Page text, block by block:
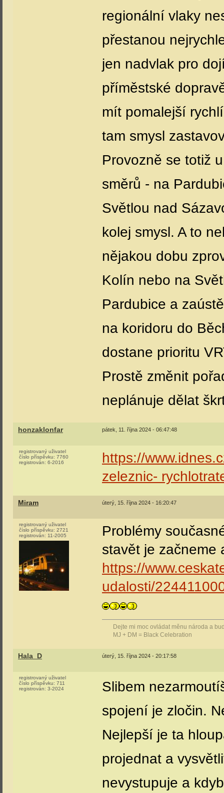
regionální vlaky
přestanou
jen nadvlak pro
příměstské
mít pomalejší
tam smysl
Provozně se totiž
směrů - na
Světlou nad
kolej smysl. A to
nějakou dobu
Kolín nebo na
Pardubice a
na koridoru do
dostane prioritu
Prostě změnit
neplánuje dělat
honzaklonfar pátek, 11. října 2024 - 06:47:48
registrovaný uživatel
číslo příspěvku: 7760
registrován: 6-2016
https://
zeleznic-
Miram úterý, 15. října 2024 - 16:20:47
registrovaný uživatel
číslo příspěvku: 2721
registrován: 11-2005
Problémy
stavět je
https://
udalosti/
Dejte mi moc ovládat měnu národa a
MJ + DM = Black Celebration
Hala_D úterý, 15. října 2024 - 20:17:58
registrovaný uživatel
číslo příspěvku: 711
registrován: 3-2024
Slibem
spojení je zločin.
Nejlepší je ta
projednat a
nevystupuje a